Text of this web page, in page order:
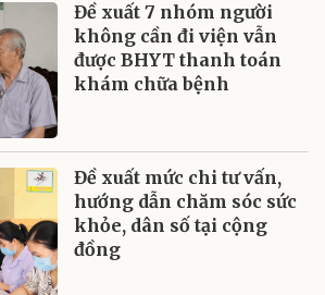
Đề xuất 7 nhóm người
không cần đi viện vẫn
được BHYT thanh toán
khám chữa bệnh
Đề xuất mức chi tư vấn,
hướng dẫn chăm sóc sức
khỏe, dân số tại cộng
đồng